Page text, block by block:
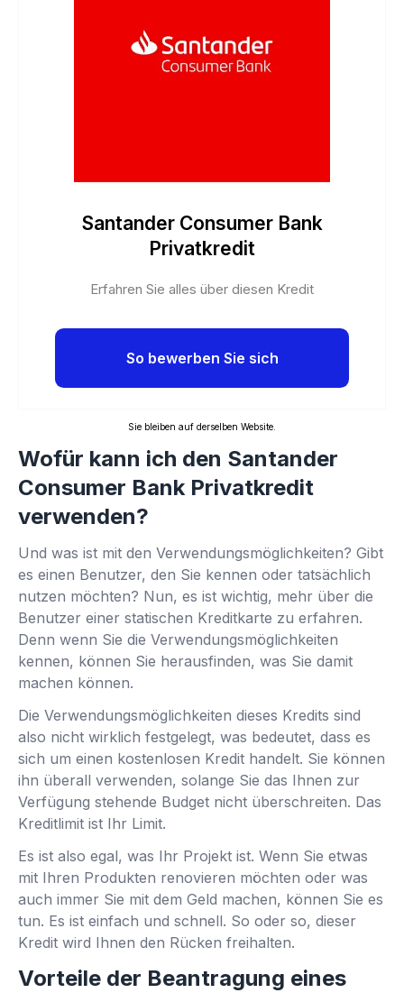
Santander Consumer Bank
Privatkredit
Erfahren Sie alles über diesen Kredit
So bewerben Sie sich
Sie bleiben auf derselben Website.
Wofür kann ich den Santander
Consumer Bank Privatkredit
verwenden?
Und was ist mit den Verwendungsmöglichkeiten? Gibt
es einen Benutzer, den Sie kennen oder tatsächlich
nutzen möchten? Nun, es ist wichtig, mehr über die
Benutzer einer statischen Kreditkarte zu erfahren.
Denn wenn Sie die Verwendungsmöglichkeiten
kennen, können Sie herausfinden, was Sie damit
machen können.
Die Verwendungsmöglichkeiten dieses Kredits sind
also nicht wirklich festgelegt, was bedeutet, dass es
sich um einen kostenlosen Kredit handelt. Sie können
ihn überall verwenden, solange Sie das Ihnen zur
Verfügung stehende Budget nicht überschreiten. Das
Kreditlimit ist Ihr Limit.
Es ist also egal, was Ihr Projekt ist. Wenn Sie etwas
mit Ihren Produkten renovieren möchten oder was
auch immer Sie mit dem Geld machen, können Sie es
tun. Es ist einfach und schnell. So oder so, dieser
Kredit wird Ihnen den Rücken freihalten.
Vorteile der Beantragung eines